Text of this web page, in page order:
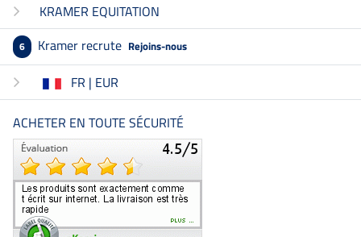
KRAMER EQUITATION
6 Kramer recrute Rejoins-nous
FR | EUR
ACHETER EN TOUTE SÉCURITÉ